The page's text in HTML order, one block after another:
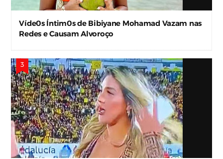
Víde0s Íntim0s de Bibiyane Mohamad Vazam nas
Redes e Causam Alvoroço